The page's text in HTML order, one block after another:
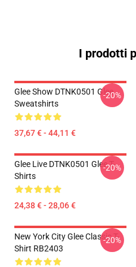
I prodotti
Glee Show DTNK0501 Glee
Sweatshirts
37,67 € - 44,11 €
-20%
Glee Live DTNK0501 Glee T-
Shirts
24,38 € - 28,06 €
-20%
New York City Glee Classic T-
Shirt RB2403
-20%